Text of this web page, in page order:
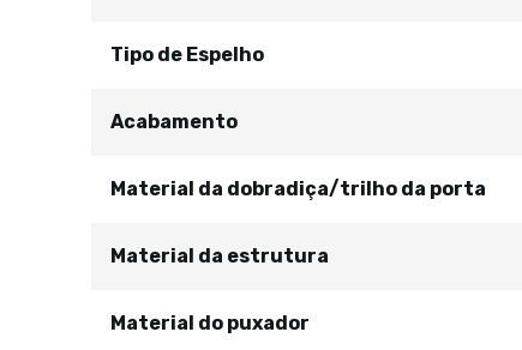
Tipo de Espelho
Acabamento
Material da dobradiça/trilho da porta
Material da estrutura
Material do puxador